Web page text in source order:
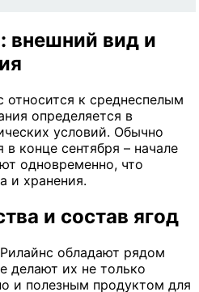
внешний вид и
относится к среднеспелым
определяется в
условий. Обычно
конце сентября – начале
одновременно, что
и хранения.
и состав ягод
обладают рядом
делают их не только
и полезным продуктом для